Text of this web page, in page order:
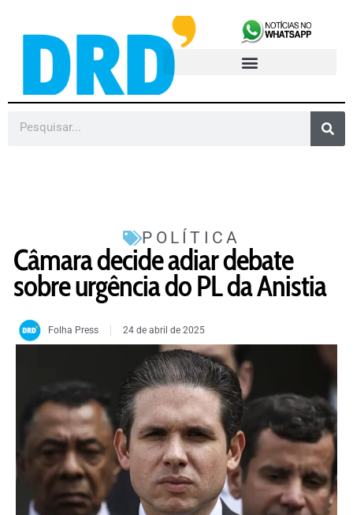
POLÍTICA
Câmara decide adiar debate
sobre urgência do PL da Anistia
Folha Press 24 de abril de 2025